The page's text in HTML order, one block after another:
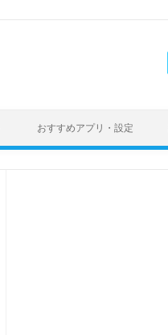
おすすめアプリ・設定